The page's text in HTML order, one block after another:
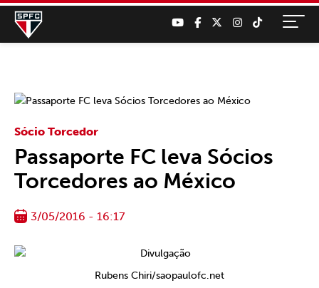
Sócio Torcedor
Passaporte FC leva Sócios
Torcedores ao México
3/05/2016 - 16:17
Rubens Chiri/saopaulofc.net